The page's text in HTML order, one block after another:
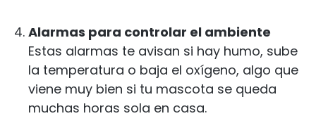
Alarmas para controlar el ambiente
Estas alarmas te avisan si hay humo, sube
la temperatura o baja el oxígeno, algo que
viene muy bien si tu mascota se queda
muchas horas sola en casa.